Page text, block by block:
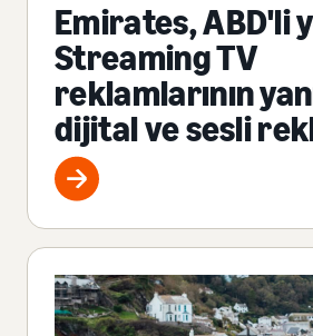
Emirates, ABD'li
Streaming TV
reklamlarının
dijital ve sesli
erişiyor